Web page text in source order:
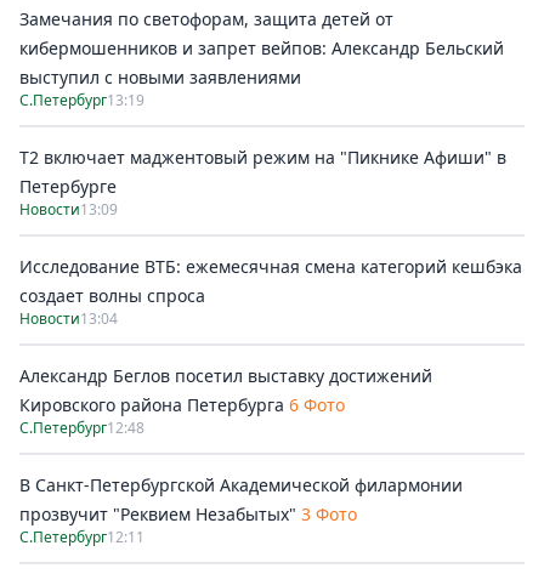
Замечания по светофорам, защита детей от
кибермошенников и запрет вейпов: Александр Бельский
выступил с новыми заявлениями
С.Петербург13:19
Т2 включает маджентовый режим на "Пикнике Афиши" в
Петербурге
Новости13:09
Исследование ВТБ: ежемесячная смена категорий кешбэка
создает волны спроса
Новости13:04
Александр Беглов посетил выставку достижений
Кировского района Петербурга 6 Фото
С.Петербург12:48
В Санкт-Петербургской Академической филармонии
прозвучит "Реквием Незабытых" 3 Фото
С.Петербург12:11